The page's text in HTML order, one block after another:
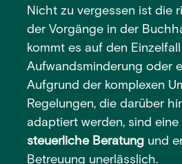
Nicht zu vergessen ist die
der Vorgänge in der
kommt es auf den
Aufwandsminderung oder
Aufgrund der komplexen
Regelungen, die darüber
adaptiert werden, sind eine
steuerliche Beratung und
Betreuung unerlässlich.